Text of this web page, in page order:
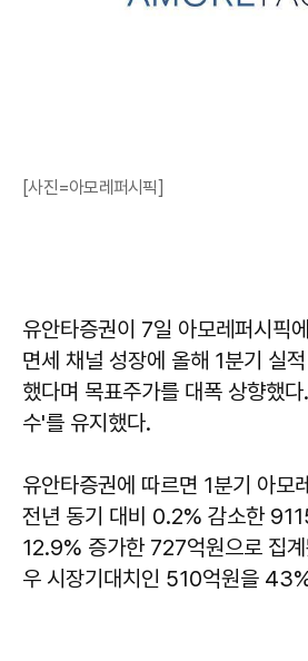
[사진=아모레퍼시픽]
유안타증권이 7일 아모레퍼시픽
면세 채널 성장에 올해 1분기 실
했다며 목표주가를 대폭 상향했
수'를 유지했다.
유안타증권에 따르면 1분기 아모
전년 동기 대비 0.2% 감소한
12.9% 증가한 727억원으로 집
우 시장기대치인 510억원을